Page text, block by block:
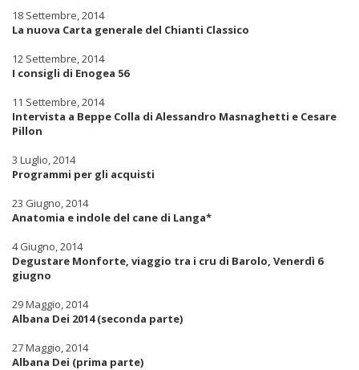
18 Settembre, 2014
La nuova Carta generale del Chianti Classico
12 Settembre, 2014
I consigli di Enogea 56
11 Settembre, 2014
Intervista a Beppe Colla di Alessandro Masnaghetti e Cesare
Pillon
3 Luglio, 2014
Programmi per gli acquisti
23 Giugno, 2014
Anatomia e indole del cane di Langa*
4 Giugno, 2014
Degustare Monforte, viaggio tra i cru di Barolo, Venerdì 6
giugno
29 Maggio, 2014
Albana Dei 2014 (seconda parte)
27 Maggio, 2014
Albana Dei (prima parte)